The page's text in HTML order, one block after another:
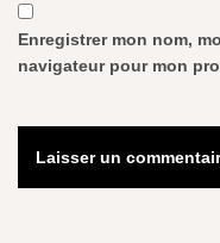
Enregistrer mon nom,
navigateur pour mon